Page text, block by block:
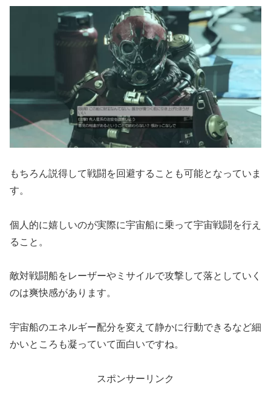
もちろん説得して戦闘を回避することも可能となっていま
す。
個人的に嬉しいのが実際に宇宙船に乗って宇宙戦闘を行え
ること。
敵対戦闘船をレーザーやミサイルで攻撃して落としていく
のは爽快感があります。
宇宙船のエネルギー配分を変えて静かに行動できるなど細
かいところも凝っていて面白いですね。
スポンサーリンク